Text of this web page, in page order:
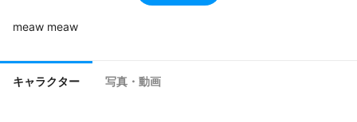
meaw meaw
キャラクター 写真・動画